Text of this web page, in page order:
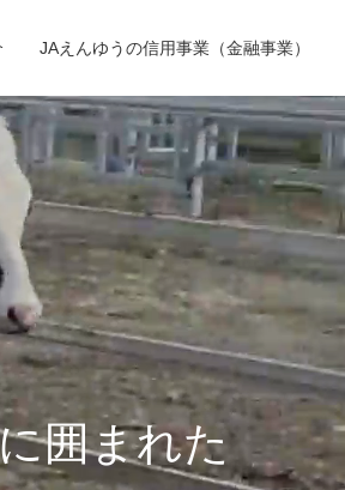
JAえんゆうの信用事業（金融事業）
囲まれた